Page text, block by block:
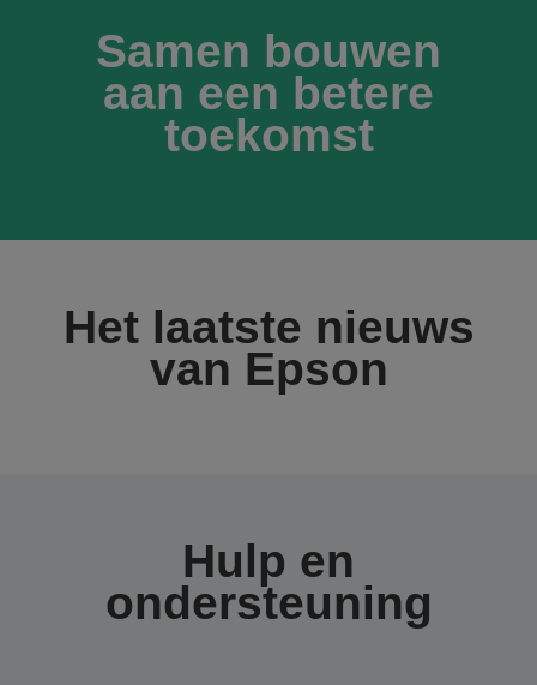
Samen bouwen
aan een betere
toekomst
Het laatste nieuws
van Epson
Hulp en
ondersteuning